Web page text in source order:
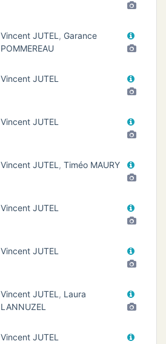
Vincent JUTEL , Garance
POMMEREAU
Vincent JUTEL
Vincent JUTEL
Vincent JUTEL ,Timéo MAURY
Vincent JUTEL
Vincent JUTEL
Vincent JUTEL , Laura
LANNUZEL
Vincent JUTEL